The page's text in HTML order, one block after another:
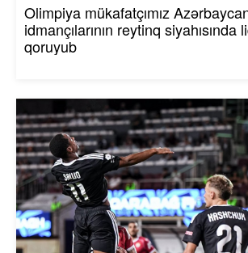
Olimpiya mükafatçımız
idmançılarının reytinq siyahısında
qoruyub